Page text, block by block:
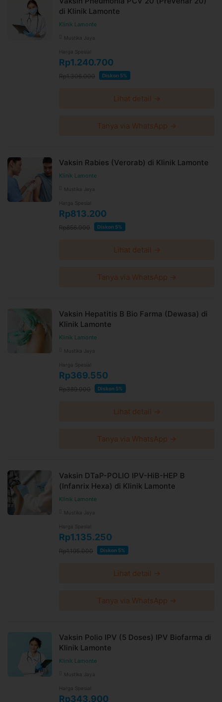
di Klinik Lamonte
Klinik Lamonte
Mustika Jaya
Harga Spesial
Rp1.240.700
Rp1.306.000 Diskon 5%
Lihat detail →
Tanya via WhatsApp →
Vaksin Rabies (Verorab) di Klinik Lamonte
Klinik Lamonte
Mustika Jaya
Harga Spesial
Rp813.200
Rp856.000 Diskon 5%
Lihat detail →
Tanya via WhatsApp →
Vaksin Hepatitis B Bio Farma (Dewasa) di
Klinik Lamonte
Klinik Lamonte
Mustika Jaya
Harga Spesial
Rp369.550
Rp389.000 Diskon 5%
Lihat detail →
Tanya via WhatsApp →
Vaksin DTaP-POLIO IPV-HiB-HEP B
(Infanrix Hexa) di Klinik Lamonte
Klinik Lamonte
Mustika Jaya
Harga Spesial
Rp1.135.250
Rp1.195.000 Diskon 5%
Lihat detail →
Tanya via WhatsApp →
Vaksin Polio IPV (5 Doses) IPV Biofarma di
Klinik Lamonte
Klinik Lamonte
Mustika Jaya
Harga Spesial
Rp343.900